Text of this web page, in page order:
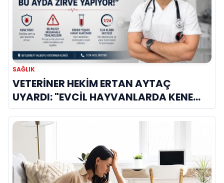
SAĞLIK
VETERİNER HEKİM ERTAN AYTAÇ
UYARDI: "EVCİL HAYVANLARDA KENE
KAYNAKLI KAN HASTALIKLARI BU AYDA
ZİRVE YAPIYOR!"